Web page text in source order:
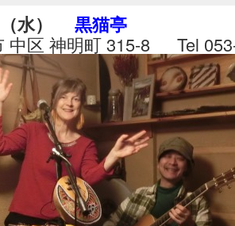
水） 黒猫亭
中区 神明町 315-8 Tel